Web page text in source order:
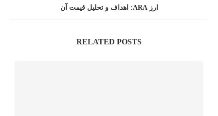
ارز ARA: اهداف و تحلیل قیمت آن
RELATED POSTS